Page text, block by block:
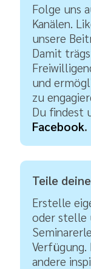
Folge uns
Kanälen.
unsere
Damit
und
zu
Du findest
Facebook.
Teile
Erstelle
oder stelle
Verfügung.
andere